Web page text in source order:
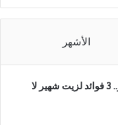
الأشهر
سر قديم للعناية بالشعر.. 3 فوائد لزيت شهير لا